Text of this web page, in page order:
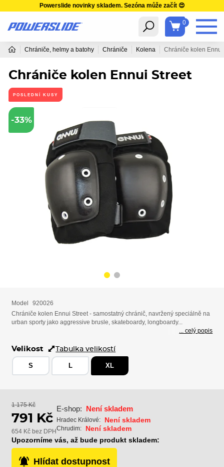
Powerslide novinky skladem. Sezóna může začít 😍
0
Chrániče, helmy a batohy Chrániče Kolena Chrániče kolen Ennui
Chrániče kolen Ennui Street
POSLEDNÍ KUSY
-33%
Model
920026
Chrániče kolen Ennui Street - samostatný chránič, navržený speciálně na
urban sporty jako aggressive brusle, skateboardy, longboardy...
... celý popis
Velikost Tabulka velikostí
S L XL
1 175 Kč
791 Kč
654 Kč bez DPH
E-shop: Není skladem
Hradec Králové: Není skladem
Chrudim:
Není skladem
Upozorníme vás, až bude produkt skladem:
Hlídat dostupnost